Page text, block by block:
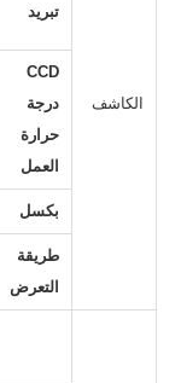
الكاشف
تبريد
CCD
درجة
حرارة
العمل
بكسل
طريقة
التعرض